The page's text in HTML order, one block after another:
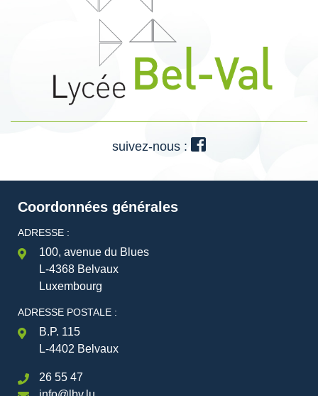
suivez-nous :
Coordonnées générales
ADRESSE :
100, avenue du Blues
L-4368 Belvaux
Luxembourg
ADRESSE POSTALE :
B.P. 115
L-4402 Belvaux
26 55 47